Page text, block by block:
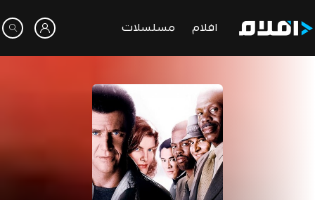
افلام مسلسلات